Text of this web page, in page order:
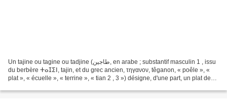
Un tajine ou tagine ou tadjine (طاجين, en arabe ; substantif masculin 1 , issu
du berbère ⵜⴰⵊⵉⵏ, tajin, et du grec ancien, τηγανον, têganon, « poêle », «
plat », « écuelle », « terrine », « tian 2 , 3 ») désigne, d'une part, un plat de